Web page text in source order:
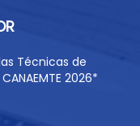
Técnicas de
2026*